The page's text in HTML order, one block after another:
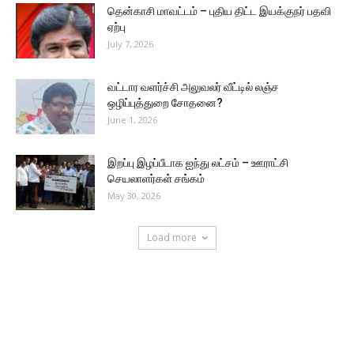
தென்காசி மாவட்டம் – புதிய திட்ட இயக்குநர் பதவி
ஏற்பு
July 7, 2026
வட்டார வளர்ச்சி அலுவலர் வீட்டில் லஞ்ச
ஒழிப்புத்துறை சோதனை?
June 1, 2026
இறப்பு இழப்பீடாக ஐந்து லட்சம் – ஊராட்சி
செயலாளர்கள் சங்கம்
May 30, 2026
Load more